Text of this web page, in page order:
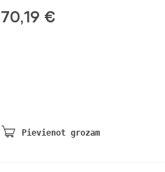
70,19 €
Pievienot grozam